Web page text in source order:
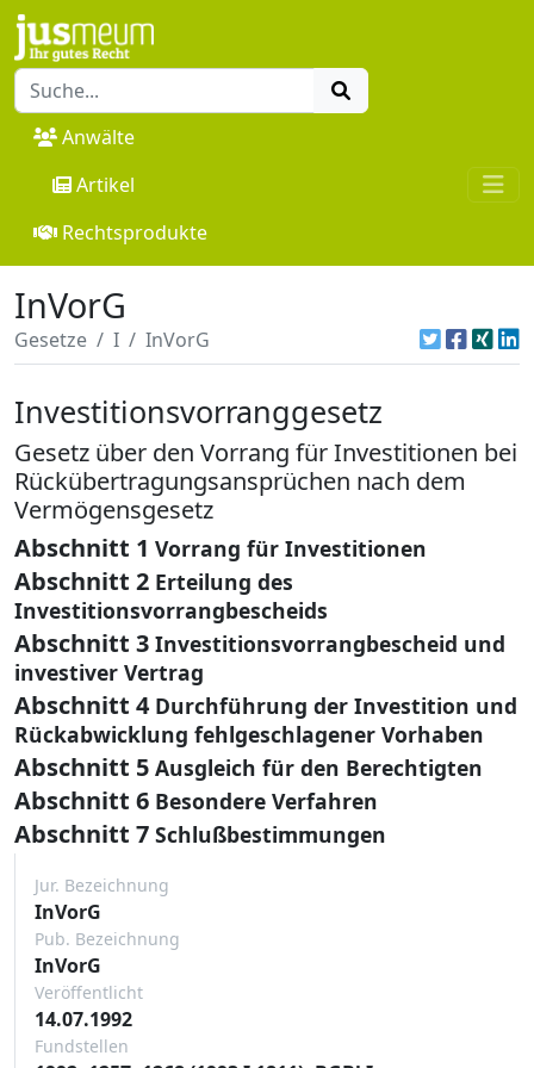
Anwälte
Artikel
Rechtsprodukte
InVorG
Gesetze I InVorG
Investitionsvorranggesetz
Gesetz über den Vorrang für Investitionen bei
Rückübertragungsansprüchen nach dem
Vermögensgesetz
Abschnitt 1 Vorrang für Investitionen
Abschnitt 2 Erteilung des
Investitionsvorrangbescheids
Abschnitt 3 Investitionsvorrangbescheid und
investiver Vertrag
Abschnitt 4 Durchführung der Investition und
Rückabwicklung fehlgeschlagener Vorhaben
Abschnitt 5 Ausgleich für den Berechtigten
Abschnitt 6 Besondere Verfahren
Abschnitt 7 Schlußbestimmungen
Jur. Bezeichnung
InVorG
Pub. Bezeichnung
InVorG
Veröffentlicht
14.07.1992
Fundstellen